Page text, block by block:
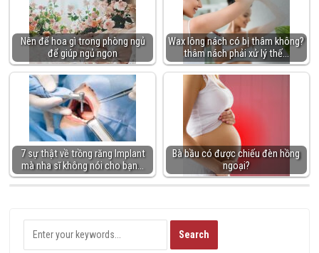
Nên để hoa gì trong phòng ngủ
để giúp ngủ ngon
Wax lông nách có bị thâm không?
thâm nách phải xử lý thế…
7 sự thật về trồng răng Implant
mà nha sĩ không nói cho bạn…
Bà bầu có được chiếu đèn hồng
ngoại?